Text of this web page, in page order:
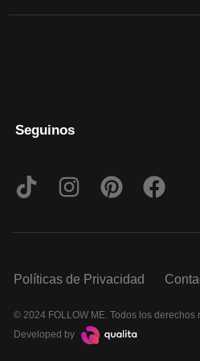
Seguinos
Políticas de Privacidad
© 2024 FOLLOW ME. Todos los derechos
Developed by